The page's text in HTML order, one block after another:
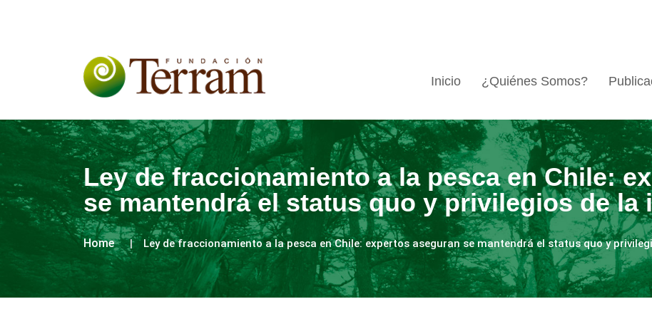
Inicio ¿Quiénes Somos?
Ley de fraccionamiento a la pesca en Chile:
se mantendrá el status quo y privilegios de la
Home Ley de fraccionamiento a la pesca en Chile: expertos aseguran se mantendrá el status quo y